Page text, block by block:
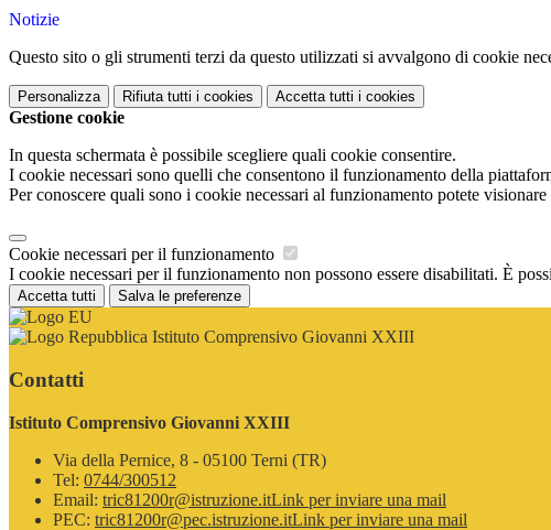
Notizie
Questo sito o gli strumenti terzi da questo utilizzati si avvalgono di cookie
Personalizza Rifiuta tutti i cookies Accetta tutti i cookies
Gestione cookie
In questa schermata è possibile scegliere quali cookie consentire.
I cookie necessari sono quelli che consentono il funzionamento della
Per conoscere quali sono i cookie necessari al funzionamento potete visionare
Cookie necessari per il funzionamento
I cookie necessari per il funzionamento non possono essere disabilitati. È
Accetta tutti Salva le preferenze
Istituto Comprensivo Giovanni XXIII
Contatti
Istituto Comprensivo Giovanni XXIII
Via della Pernice, 8 - 05100 Terni (TR)
Tel: 0744/300512
Email: tric81200r@istruzione.itLink per inviare una mail
PEC: tric81200r@pec.istruzione.itLink per inviare una mail